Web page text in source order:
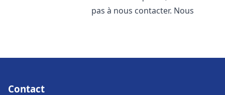
pas à nous contacter. Nous
Contact